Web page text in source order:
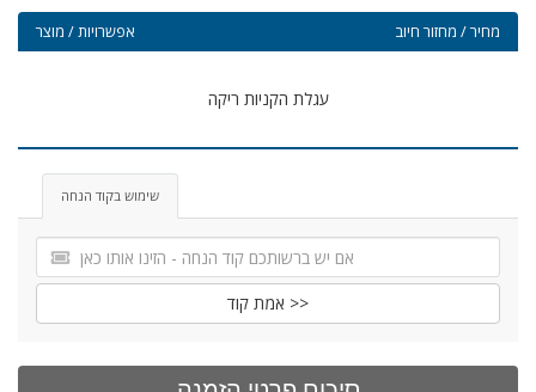
אפשרויות / מוצר מחיר / מחזור חיוב
עגלת הקניות ריקה
שימוש בקוד הנחה
אמת קוד >>